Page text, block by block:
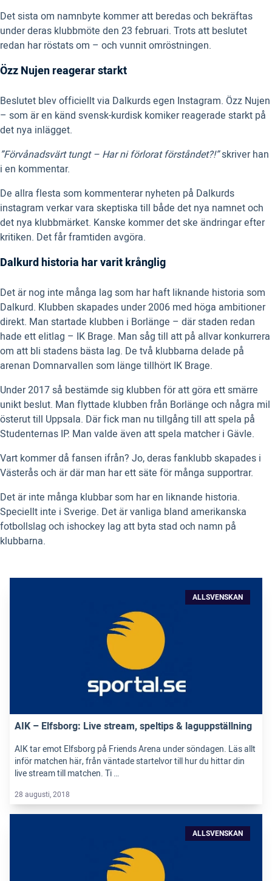
Det sista om namnbyte kommer att beredas och bekräftas
under deras klubbmöte den 23 februari. Trots att beslutet
redan har röstats om – och vunnit omröstningen.
Özz Nujen reagerar starkt
Beslutet blev officiellt via Dalkurds egen Instagram. Özz Nujen
– som är en känd svensk-kurdisk komiker reagerade starkt på
det nya inlägget.
”Förvånadsvärt tungt – Har ni förlorat förståndet?!”skriver han
i en kommentar.
De allra flesta som kommenterar nyheten på Dalkurds
instagram verkar vara skeptiska till både det nya namnet och
det nya klubbmärket. Kanske kommer det ske ändringar efter
kritiken. Det får framtiden avgöra.
Dalkurd historia har varit krånglig
Det är nog inte många lag som har haft liknande historia som
Dalkurd. Klubben skapades under 2006 med höga ambitioner
direkt. Man startade klubben i Borlänge – där staden redan
hade ett elitlag – IK Brage. Man såg till att på allvar konkurrera
om att bli stadens bästa lag. De två klubbarna delade på
arenan Domnarvallen som länge tillhört IK Brage.
Under 2017 så bestämde sig klubben för att göra ett smärre
unikt beslut. Man flyttade klubben från Borlänge och några mil
österut till Uppsala. Där fick man nu tillgång till att spela på
Studenternas IP. Man valde även att spela matcher i Gävle.
Vart kommer då fansen ifrån? Jo, deras fanklubb skapades i
Västerås och är där man har ett säte för många supportrar.
Det är inte många klubbar som har en liknande historia.
Speciellt inte i Sverige. Det är vanliga bland amerikanska
fotbollslag och ishockey lag att byta stad och namn på
klubbarna.
ALLSVENSKAN
AIK – Elfsborg: Live stream, speltips & laguppställning
AIK tar emot Elfsborg på Friends Arena under söndagen. Läs allt
inför matchen här, från väntade startelvor till hur du hittar din
live stream till matchen. Ti …
28 augusti, 2018
ALLSVENSKAN